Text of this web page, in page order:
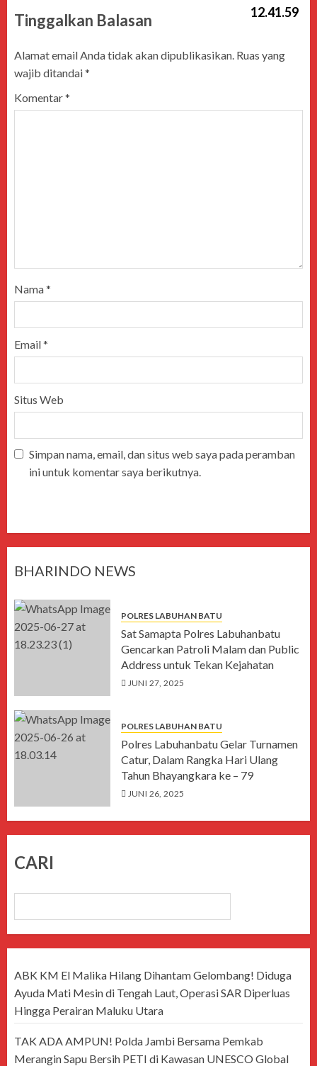
Tinggalkan Balasan
Alamat email Anda tidak akan dipublikasikan. Ruas yang
wajib ditandai*
Komentar*
Nama*
Email*
Situs Web
Simpan nama, email, dan situs web saya pada peramban
ini untuk komentar saya berikutnya.
BHARINDO NEWS
POLRES LABUHAN BATU
Sat Samapta Polres Labuhanbatu
Gencarkan Patroli Malam dan Public
Address untuk Tekan Kejahatan
JUNI 27, 2025
POLRES LABUHAN BATU
Polres Labuhanbatu Gelar Turnamen
Catur, Dalam Rangka Hari Ulang
Tahun Bhayangkara ke – 79
JUNI 26, 2025
CARI
ABK KM El Malika Hilang Dihantam Gelombang! Diduga
Ayuda Mati Mesin di Tengah Laut, Operasi SAR Diperluas
Hingga Perairan Maluku Utara
TAK ADA AMPUN! Polda Jambi Bersama Pemkab
Merangin Sapu Bersih PETI di Kawasan UNESCO Global